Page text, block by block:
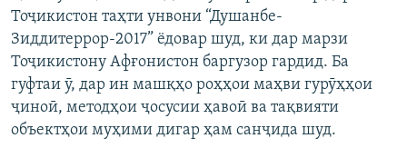
Тоҷикистон таҳти унвони “Душанбе-
Зиддитеррор-2017” ёдовар шуд, ки дар марзи
Тоҷикистону Афғонистон баргузор гардид. Ба
гуфтаи ӯ, дар ин машқҳо роҳҳои маҳви гурӯҳҳои
ҷиноӣ, методҳои ҷосусии ҳавоӣ ва тақвияти
объектҳои муҳими дигар ҳам санҷида шуд.